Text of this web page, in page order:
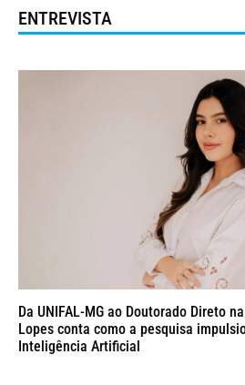
ENTREVISTA
Da UNIFAL-MG ao Doutorado Direto
Lopes conta como a pesquisa
Inteligência Artificial